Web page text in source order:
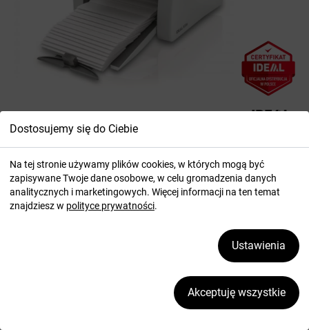
Falcerka - IDEAL 8306
Nr katalogowy: 883064
Kompaktowa falcerka biurowa służąca do składania papieru na
wysyłka w ciągu 48 godzin.
DO KOSZYKA
Dostosujemy się do Ciebie
Na tej stronie używamy plików cookies, w których mogą być
zapisywane Twoje dane osobowe, w celu gromadzenia danych
analitycznych i marketingowych. Więcej informacji na ten temat
znajdziesz w polityce prywatności.
Ustawienia
Akceptuję wszystkie